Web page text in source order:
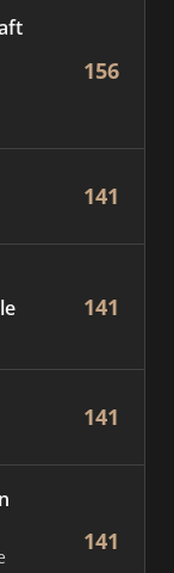
156
141
141
141
141